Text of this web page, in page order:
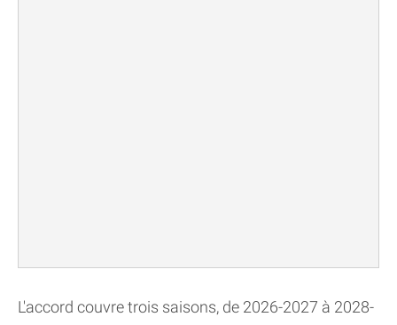
L'accord couvre trois saisons, de 2026-2027 à 2028-